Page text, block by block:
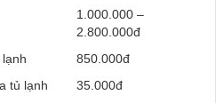
1.000.000 –
2.800.000đ
850.000đ
tủ lạnh
35.000đ